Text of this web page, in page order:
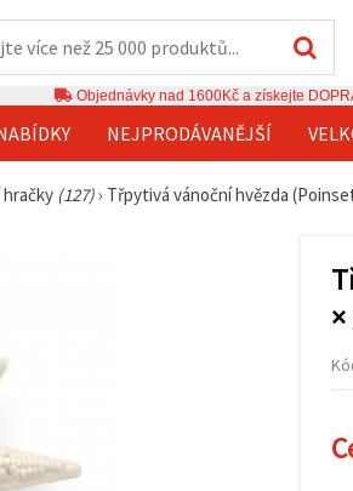
Objednávky nad 1600Kč a získejte
NEJPRODÁVANĚJŠÍ
hračky (127)› Třpytivá vánoční hvězda